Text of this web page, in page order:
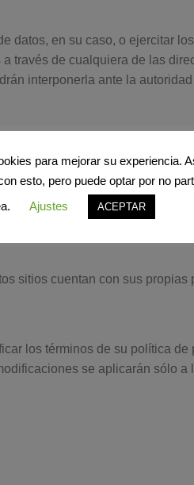
datos, en su caso, o ejercitar
través de cualquiera de las
interponerla ante la
y evitar su divulgación no
en internet no son
Morales Decoración no
sitios cuentan con sus
los términos de su política
se aplicarán sólo
para mejorar su experiencia.
esto, pero puede optar por no
Ajustes ACEPTAR